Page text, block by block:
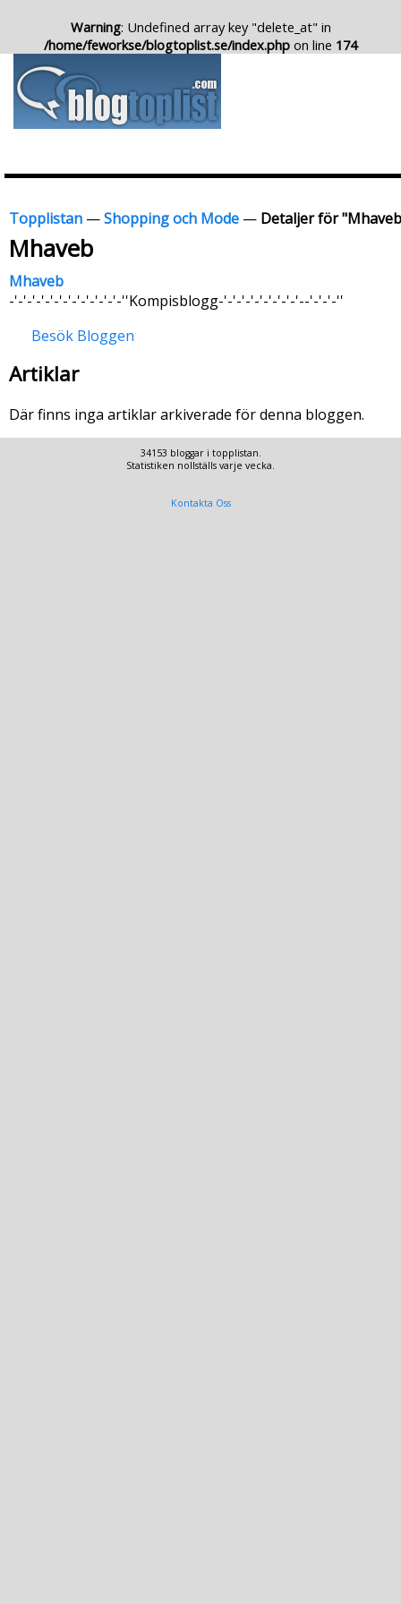
Warning: Undefined array key "delete_at" in
/home/feworkse/blogtoplist.se/index.php on line 174
Topplistan —Shopping och Mode — Detaljer för
Mhaveb
Mhaveb
-'-'-'-'-'-'-'-'-'-'-'-'-''Kompisblogg-'-'-'-'-'-'-'-'-'--'-'-'-''
Besök Bloggen
Artiklar
Där finns inga artiklar arkiverade för denna bloggen.
34153 bloggar i topplistan.
Statistiken nollställs varje vecka.
Kontakta Oss